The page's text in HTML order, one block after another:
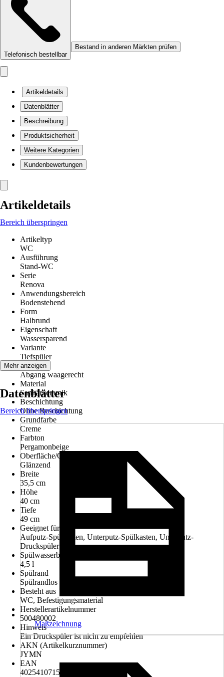
Telefonisch bestellbar
Bestand in anderen Märkten prüfen
Artikeldetails
Datenblätter
Beschreibung
Produktsicherheit
Weitere Kategorien
Kundenbewertungen
Artikeldetails
Bereich überspringen
Artikeltyp
WC
Ausführung
Stand-WC
Serie
Renova
Anwendungsbereich
Bodenstehend
Form
Halbrund
Eigenschaft
Wassersparend
Variante
Tiefspüler
Abgang
Abgang waagerecht
Material
Sanitärkeramik
Beschichtung
Ohne Beschichtung
Grundfarbe
Creme
Farbton
Pergamonbeige
Oberfläche/Oberflächenbehandlung
Glänzend
Breite
35,5 cm
Höhe
40 cm
Tiefe
49 cm
Geeignet für
Aufputz-Spülkasten, Unterputz-Spülkasten, Unterputz-
Druckspüler
Spülwasserbedarf
4,5 l
Spülrand
Spülrandlos
Besteht aus
WC, Befestigungsmaterial
Herstellerartikelnummer
500480002
Hinweis
Ein Druckspüler ist nicht zu empfehlen
AKN (Artikelkurznummer)
JYMN
EAN
4025410715067
Mehr anzeigen
Datenblätter
Bereich überspringen
Maßzeichnung